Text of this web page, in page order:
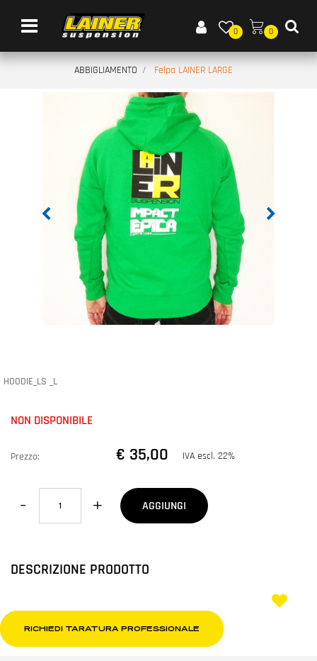
Open menu
0 0
ABBIGLIAMENTO Felpa LAINER LARGE
HOODIE_LS _L
NON DISPONIBILE
Prezzo: € 35,00 IVA escl. 22%
Quantità
AGGIUNGI
DESCRIZIONE PRODOTTO
RICHIEDI TARATURA PROFESSIONALE